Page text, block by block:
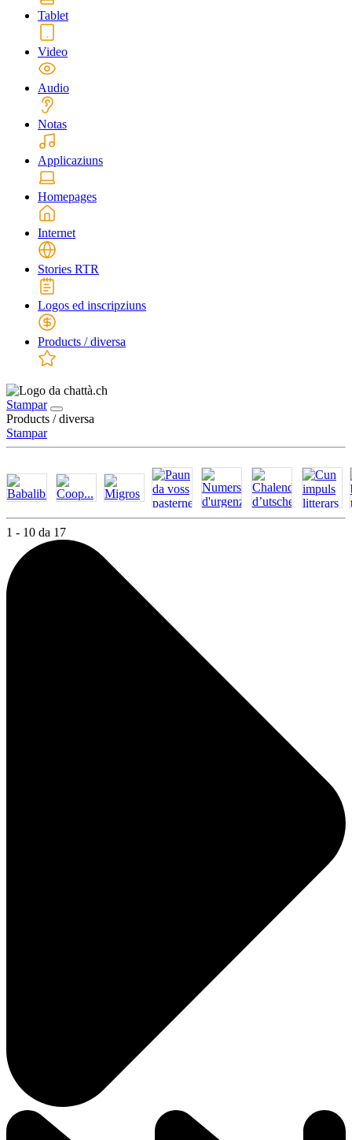
Tablet
Video
Audio
Notas
Applicaziuns
Homepages
Internet
Stories RTR
Logos ed inscripziuns
Products / diversa
Stampar
Products / diversa
Stampar
1 - 10 da 17